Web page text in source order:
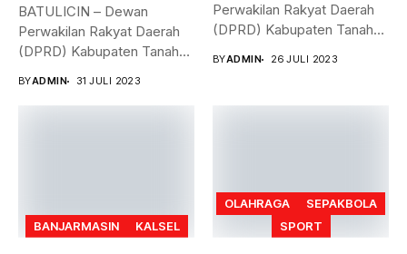
BATULICIN – Dewan
Perwakilan Rakyat Daerah
(DPRD) Kabupaten Tanah
BYADMIN 31 JULI 2023
Perwakilan Rakyat Daerah
(DPRD) Kabupaten Tanah
BYADMIN 26 JULI 2023
BANJARMASIN KALSEL
OLAHRAGA
SEPAKBOLA
SPORT